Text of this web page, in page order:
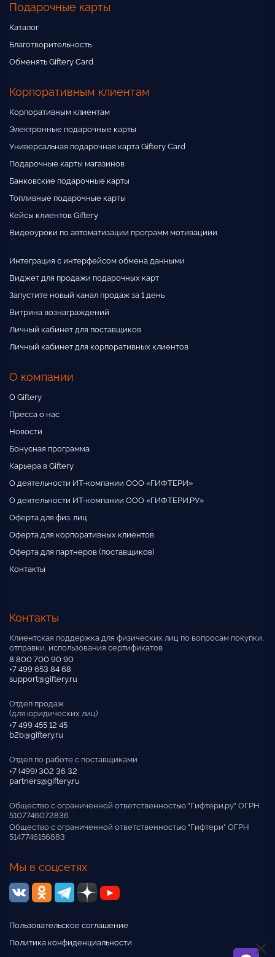
Подарочные карты
Каталог
Благотворительность
Обменять Giftery Card
Корпоративным клиентам
Корпоративным клиентам
Электронные подарочные карты
Универсальная подарочная карта Giftery Card
Подарочные карты магазинов
Банковские подарочные карты
Топливные подарочные карты
Кейсы клиентов Giftery
Видеоуроки по автоматизации программ мотивациии
Интеграция с интерфейсом обмена данными
Виджет для продажи подарочных карт
Запустите новый канал продаж за 1 день
Витрина вознаграждений
Личный кабинет для поставщиков
Личный кабинет для корпоративных клиентов
О компании
О Giftery
Пресса о нас
Новости
Бонусная программа
Карьера в Giftery
О деятельности ИТ-компании ООО «ГИФТЕРИ»
О деятельности ИТ-компании ООО «ГИФТЕРИ.РУ»
Оферта для физ. лиц
Оферта для корпоративных клиентов
Оферта для партнеров (поставщиков)
Контакты
Контакты
Клиентская поддержка для физических лиц по вопросам покупки,
отправки, использования сертификатов
8 800 700 90 90
+7 499 653 84 68
support@giftery.ru
Отдел продаж
(для юридических лиц)
+7 499 455 12 45
b2b@giftery.ru
Отдел по работе с поставщиками
+7 (499) 302 36 32
partners@giftery.ru
Общество с ограниченной ответственностью "Гифтери.ру" ОГРН
5107746072836
Общество с ограниченной ответственностью "Гифтери" ОГРН
5147746156883
Мы в соцсетях
Пользовательское соглашение
Политика конфиденциальности